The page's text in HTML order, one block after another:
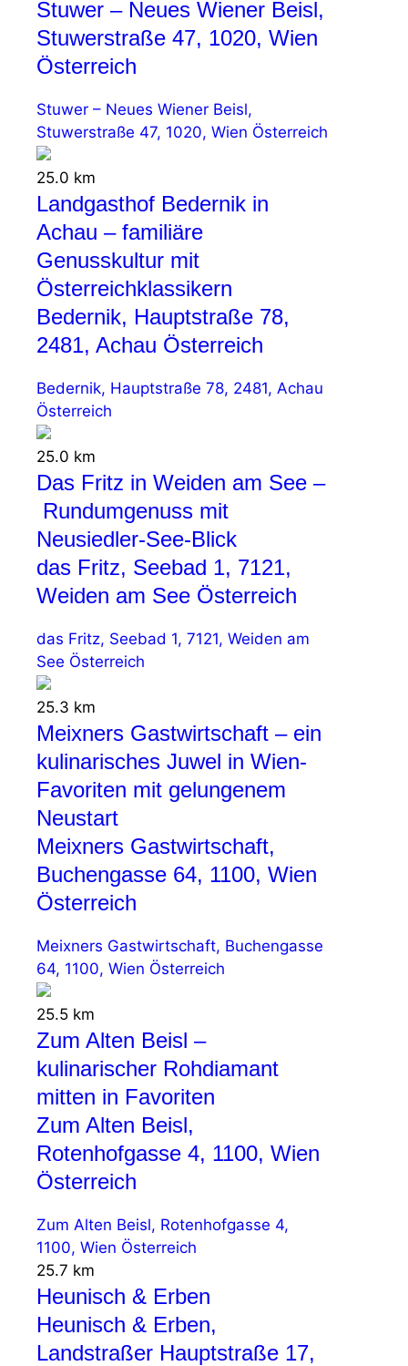
Stuwer – Neues Wiener Beisl,
Stuwerstraße 47, 1020, Wien
Österreich
Stuwer – Neues Wiener Beisl,
Stuwerstraße 47, 1020, Wien Österreich
25.0 km
Landgasthof Bedernik in
Achau – familiäre
Genusskultur mit
Österreichklassikern
Bedernik, Hauptstraße 78,
2481, Achau Österreich
Bedernik, Hauptstraße 78, 2481, Achau
Österreich
25.0 km
Das Fritz in Weiden am See –
Rundumgenuss mit
Neusiedler-See-Blick
das Fritz, Seebad 1, 7121,
Weiden am See Österreich
das Fritz, Seebad 1, 7121, Weiden am
See Österreich
25.3 km
Meixners Gastwirtschaft – ein
kulinarisches Juwel in Wien-
Favoriten mit gelungenem
Neustart
Meixners Gastwirtschaft,
Buchengasse 64, 1100, Wien
Österreich
Meixners Gastwirtschaft, Buchengasse
64, 1100, Wien Österreich
25.5 km
Zum Alten Beisl –
kulinarischer Rohdiamant
mitten in Favoriten
Zum Alten Beisl,
Rotenhofgasse 4, 1100, Wien
Österreich
Zum Alten Beisl, Rotenhofgasse 4,
1100, Wien Österreich
25.7 km
Heunisch & Erben
Heunisch & Erben,
Landstraßer Hauptstraße 17,